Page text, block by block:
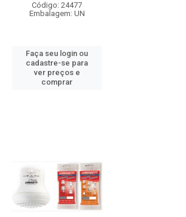
Código: 24477
Embalagem: UN
Faça seu login ou
cadastre-se para
ver preços e
comprar